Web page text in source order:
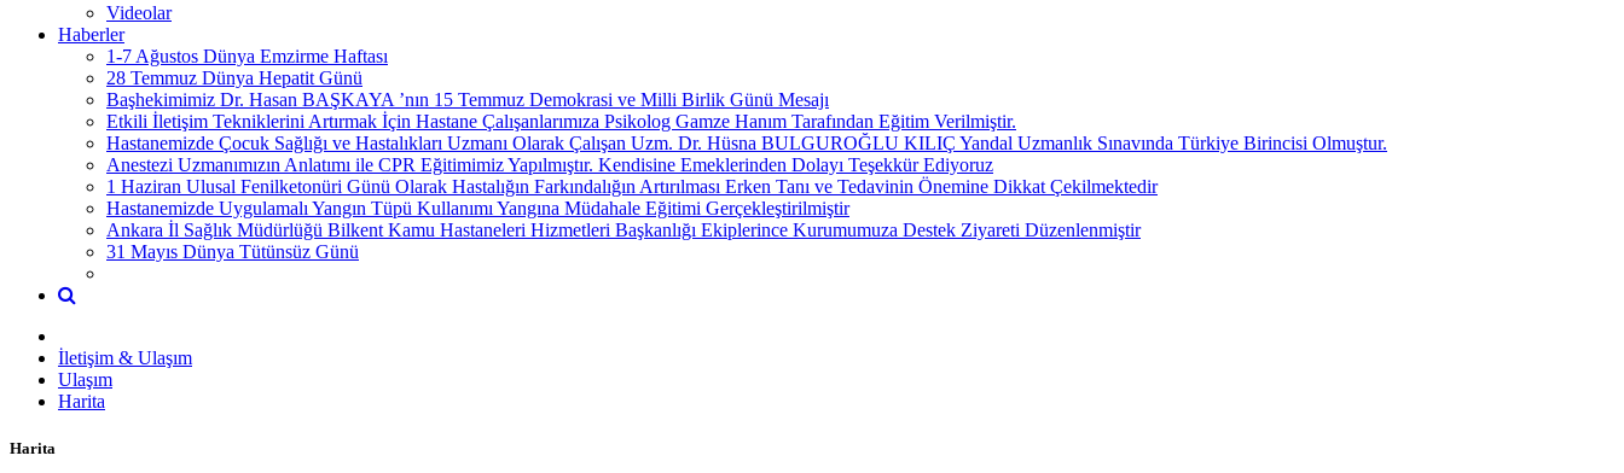
Videolar
Haberler
1-7 Ağustos Dünya Emzirme Haftası
28 Temmuz Dünya Hepatit Günü
Başhekimimiz Dr. Hasan BAŞKAYA ’nın 15 Temmuz Demokrasi ve Milli Birlik Günü Mesajı
Etkili İletişim Tekniklerini Artırmak İçin Hastane Çalışanlarımıza Psikolog Gamze Hanım Tarafından Eğitim Verilmiştir.
Hastanemizde Çocuk Sağlığı ve Hastalıkları Uzmanı Olarak Çalışan Uzm. Dr. Hüsna BULGUROĞLU KILIÇ Yandal Uzmanlık Sınavında Türkiye Birincisi Olmuştur.
Anestezi Uzmanımızın Anlatımı ile CPR Eğitimimiz Yapılmıştır. Kendisine Emeklerinden Dolayı Teşekkür Ediyoruz
1 Haziran Ulusal Fenilketonüri Günü Olarak Hastalığın Farkındalığın Artırılması Erken Tanı ve Tedavinin Önemine Dikkat Çekilmektedir
Hastanemizde Uygulamalı Yangın Tüpü Kullanımı Yangına Müdahale Eğitimi Gerçekleştirilmiştir
Ankara İl Sağlık Müdürlüğü Bilkent Kamu Hastaneleri Hizmetleri Başkanlığı Ekiplerince Kurumumuza Destek Ziyareti Düzenlenmiştir
31 Mayıs Dünya Tütünsüz Günü
İletişim & Ulaşım
Ulaşım
Harita
Harita